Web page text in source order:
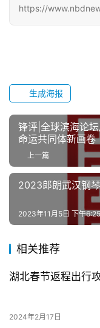
旅
动
生
活
百
科
科
察
关
https://
生成海报
锋评|全球滨海论
命运共同体新画卷
上一篇
2023郎朗武汉钢
2023年11月5日 下午6:25
相关推荐
湖北春节返程出行
2024年2月17日